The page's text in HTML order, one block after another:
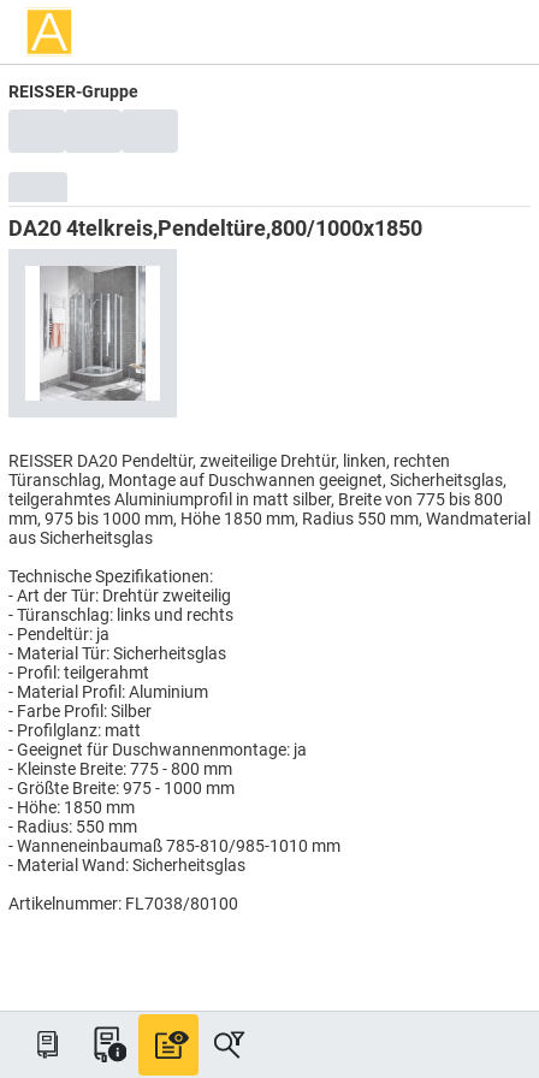
REISSER-Gruppe
DA20 4telkreis,Pendeltüre,800/1000x1850
REISSER DA20 Pendeltür, zweiteilige Drehtür, linken, rechten
Türanschlag, Montage auf Duschwannen geeignet, Sicherheitsglas,
teilgerahmtes Aluminiumprofil in matt silber, Breite von 775 bis 800
mm, 975 bis 1000 mm, Höhe 1850 mm, Radius 550 mm, Wandmaterial
aus Sicherheitsglas
Technische Spezifikationen:
- Art der Tür: Drehtür zweiteilig
- Türanschlag: links und rechts
- Pendeltür: ja
- Material Tür: Sicherheitsglas
- Profil: teilgerahmt
- Material Profil: Aluminium
- Farbe Profil: Silber
- Profilglanz: matt
- Geeignet für Duschwannenmontage: ja
- Kleinste Breite: 775 - 800 mm
- Größte Breite: 975 - 1000 mm
- Höhe: 1850 mm
- Radius: 550 mm
- Wanneneinbaumaß 785-810/985-1010 mm
- Material Wand: Sicherheitsglas
Artikelnummer: FL7038/80100